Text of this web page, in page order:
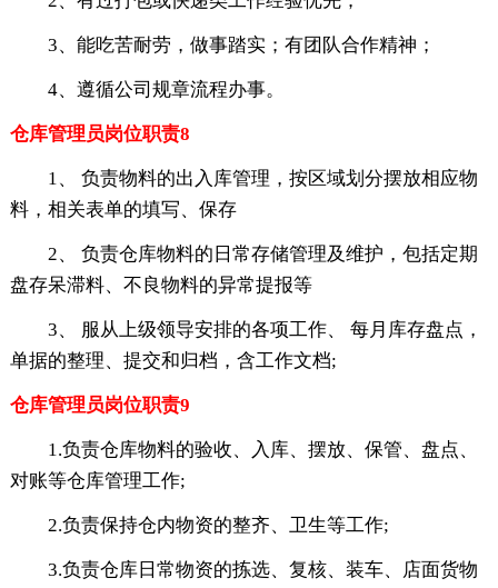
3、能吃苦耐劳，做事踏实；有团队合作精神；
4、遵循公司规章流程办事。
仓库管理员岗位职责8
1、 负责物料的出入库管理，按区域划分摆放相应物
料，相关表单的填写、保存
2、 负责仓库物料的日常存储管理及维护，包括定期
盘存呆滞料、不良物料的异常提报等
3、 服从上级领导安排的各项工作、 每月库存盘点，
单据的整理、提交和归档，含工作文档;
仓库管理员岗位职责9
1.负责仓库物料的验收、入库、摆放、保管、盘点、
对账等仓库管理工作;
2.负责保持仓内物资的整齐、卫生等工作;
3.负责仓库日常物资的拣选、复核、装车、店面货物